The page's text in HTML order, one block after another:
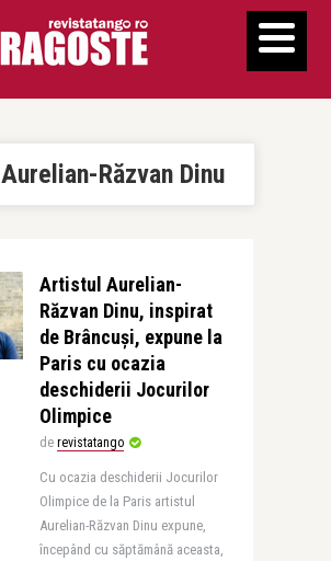
Aurelian-Răzvan Dinu
Artistul Aurelian-
Răzvan Dinu, inspirat
de Brâncuși, expune la
Paris cu ocazia
deschiderii Jocurilor
Olimpice
de revistatango
Cu ocazia deschiderii Jocurilor
Olimpice de la Paris artistul
Aurelian-Răzvan Dinu expune,
începând cu săptămână aceasta,